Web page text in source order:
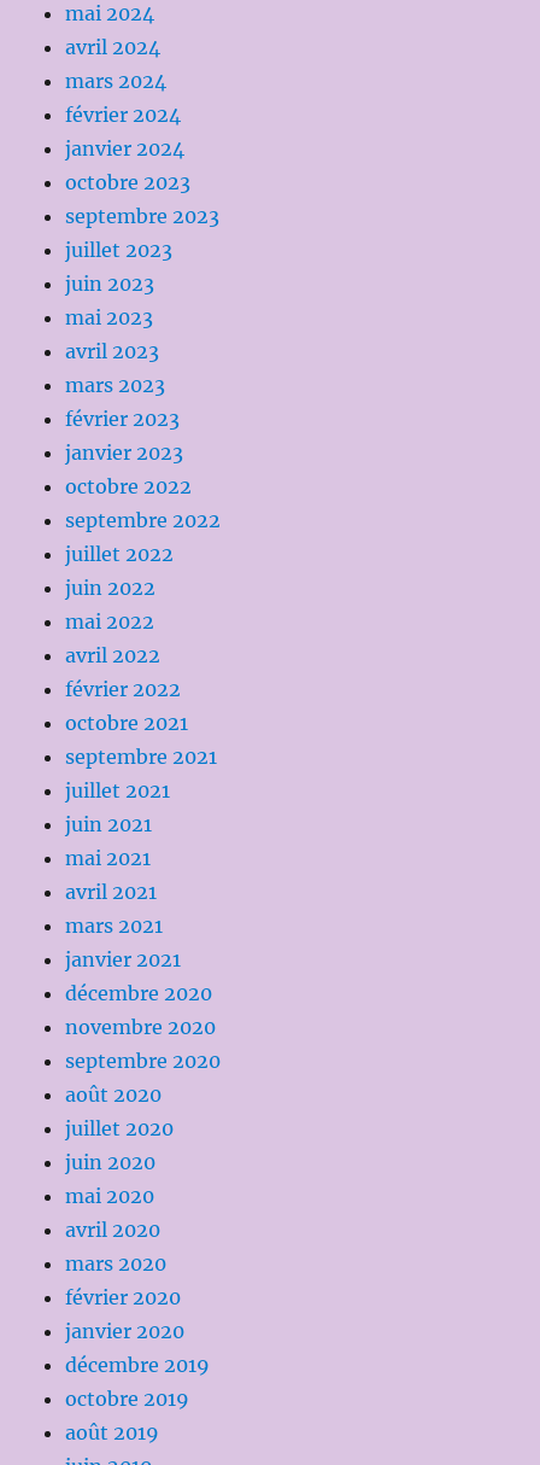
mai 2024
avril 2024
mars 2024
février 2024
janvier 2024
octobre 2023
septembre 2023
juillet 2023
juin 2023
mai 2023
avril 2023
mars 2023
février 2023
janvier 2023
octobre 2022
septembre 2022
juillet 2022
juin 2022
mai 2022
avril 2022
février 2022
octobre 2021
septembre 2021
juillet 2021
juin 2021
mai 2021
avril 2021
mars 2021
janvier 2021
décembre 2020
novembre 2020
septembre 2020
août 2020
juillet 2020
juin 2020
mai 2020
avril 2020
mars 2020
février 2020
janvier 2020
décembre 2019
octobre 2019
août 2019